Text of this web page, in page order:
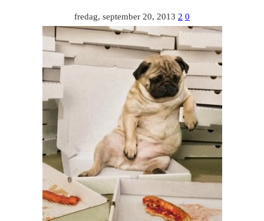
fredag, september 20, 2013 2 0